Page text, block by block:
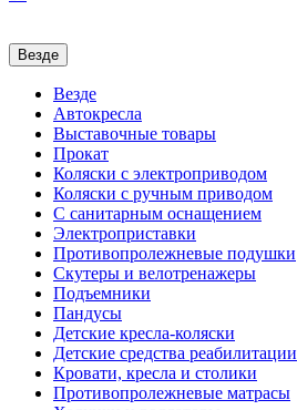
Везде
Везде
Автокресла
Выставочные товары
Прокат
Коляски с электроприводом
Коляски с ручным приводом
С санитарным оснащением
Электроприставки
Противопролежневые подушки
Скутеры и велотренажеры
Подъемники
Пандусы
Детские кресла-коляски
Детские средства реабилитации
Кровати, кресла и столики
Противопролежневые матрасы